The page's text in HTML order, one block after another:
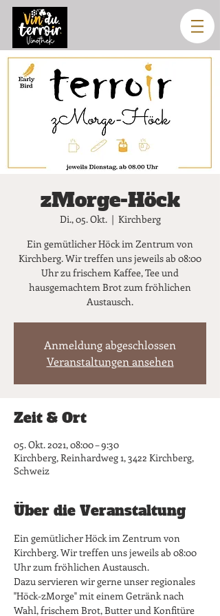
zMorge-Höck
Di., 05. Okt.
  |
Kirchberg
Ein gemütlicher Höck im Zentrum von
Kirchberg. Wir treffen uns jeweils ab 08:00
Uhr zu frischem Kaffee, Tee und
hausgemachtem Brot zum fröhlichen
Austausch.
Anmeldung abgeschlossen
Veranstaltungen ansehen
Zeit & Ort
05. Okt. 2021, 08:00 – 9:30
Kirchberg, Reinhardweg 1, 3422 Kirchberg,
Schweiz
Über die Veranstaltung
Ein gemütlicher Höck im Zentrum von
Kirchberg. Wir treffen uns jeweils ab 08:00
Uhr zum fröhlichen Austausch.
Dazu servieren wir gerne unser regionales
"Höck-zMorge" mit einem Getränk nach
Wahl, frischem Brot, Butter und Konfitüre